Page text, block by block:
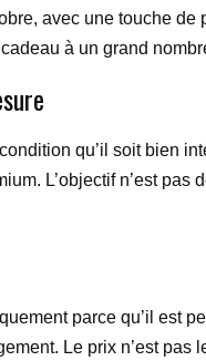
avec une touche
à un grand
qu’il soit bien
L’objectif n’est
parce qu’il est
Le prix n’est